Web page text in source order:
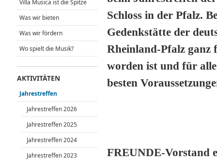
Schloss in der Pfalz.
Gedenkstätte der
Rheinland-Pfalz ganz
worden ist und für
besten
FREUNDE-Vorstand
Villa Musica ist die Spitze
Was wir bieten
Was wir fördern
Wo spielt die Musik?
AKTIVITÄTEN
Jahrestreffen
Jahrestreffen 2026
Jahrestreffen 2025
Jahrestreffen 2024
Jahrestreffen 2023